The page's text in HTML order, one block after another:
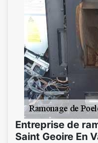
Entreprise de
Saint Geoire En